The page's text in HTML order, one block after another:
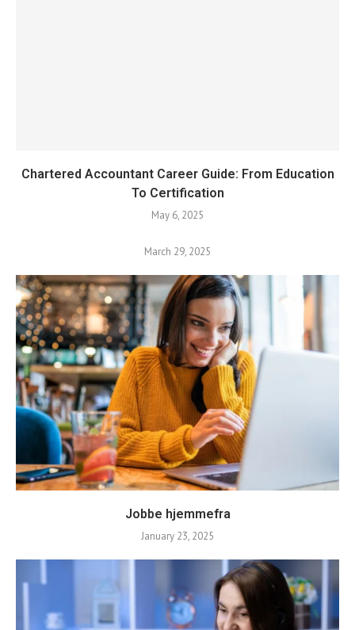
Chartered Accountant Career Guide: From Education
To Certification
May 6, 2025
March 29, 2025
Jobbe hjemmefra
January 23, 2025